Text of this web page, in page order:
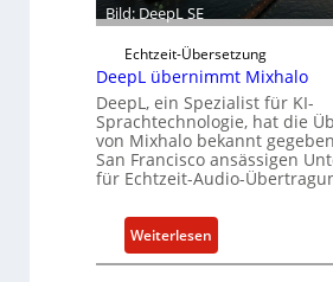
Bild: DeepL SE
Echtzeit-Übersetzung
DeepL übernimmt Mixhalo
DeepL, ein Spezialist für KI-
Sprachtechnologie, hat die
von Mixhalo bekannt
San Francisco ansässigen
für Echtzeit-Audio-
Weiterlesen
D